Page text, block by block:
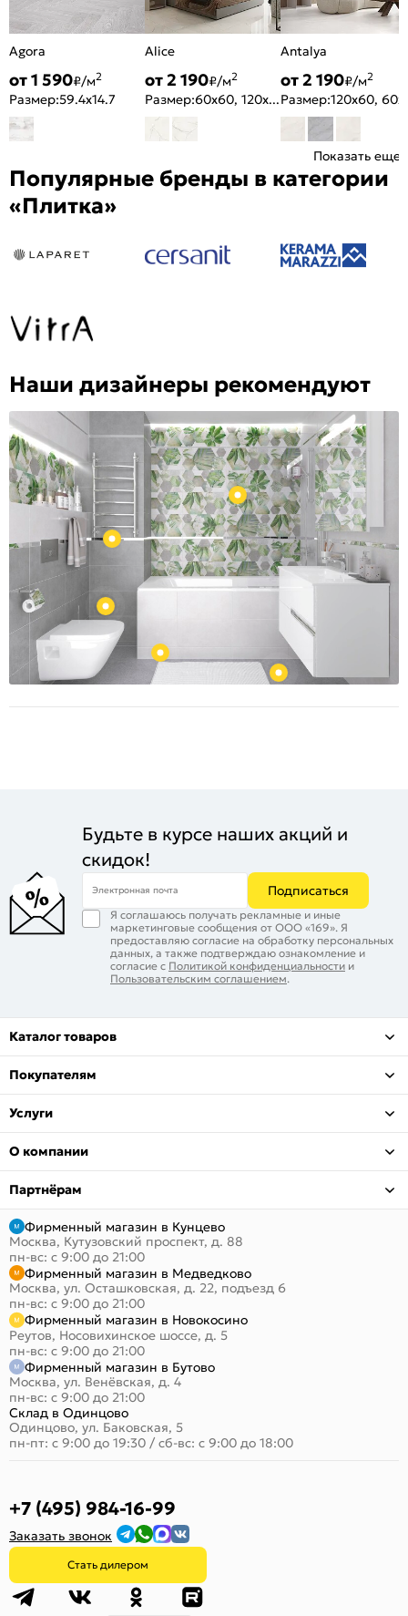
Agora
от 1 590₽/м2
Размер:59.4x14.7
Alice
от 2 190₽/м2
Размер: 60x60, 120x60
Antalya
от 2 190₽/м2
Размер:
Показать еще
Популярные бренды в категории
«Плитка»
Наши дизайнеры рекомендуют
Будьте в курсе наших акций и
скидок!
Электронная почта Подписаться
Я соглашаюсь получать рекламные и иные
маркетинговые сообщения от ООО «169». Я
предоставляю согласие на обработку персональных
данных, а также подтверждаю ознакомление и
согласие с Политикой конфиденциальности и
Пользовательским соглашением.
Каталог товаров
Покупателям
Услуги
О компании
Партнёрам
Фирменный магазин в Кунцево
Москва, Кутузовский проспект, д. 88
пн-вс: с 9:00 до 21:00
Фирменный магазин в Медведково
Москва, ул. Осташковская, д. 22, подъезд 6
пн-вс: с 9:00 до 21:00
Фирменный магазин в Новокосино
Реутов, Носовихинское шоссе, д. 5
пн-вс: с 9:00 до 21:00
Фирменный магазин в Бутово
Москва, ул. Венёвская, д. 4
пн-вс: с 9:00 до 21:00
Склад в Одинцово
Одинцово, ул. Баковская, 5
пн-пт: с 9:00 до 19:30 / сб-вс: с 9:00 до 18:00
+7 (495) 984-16-99
Заказать звонок
Стать дилером